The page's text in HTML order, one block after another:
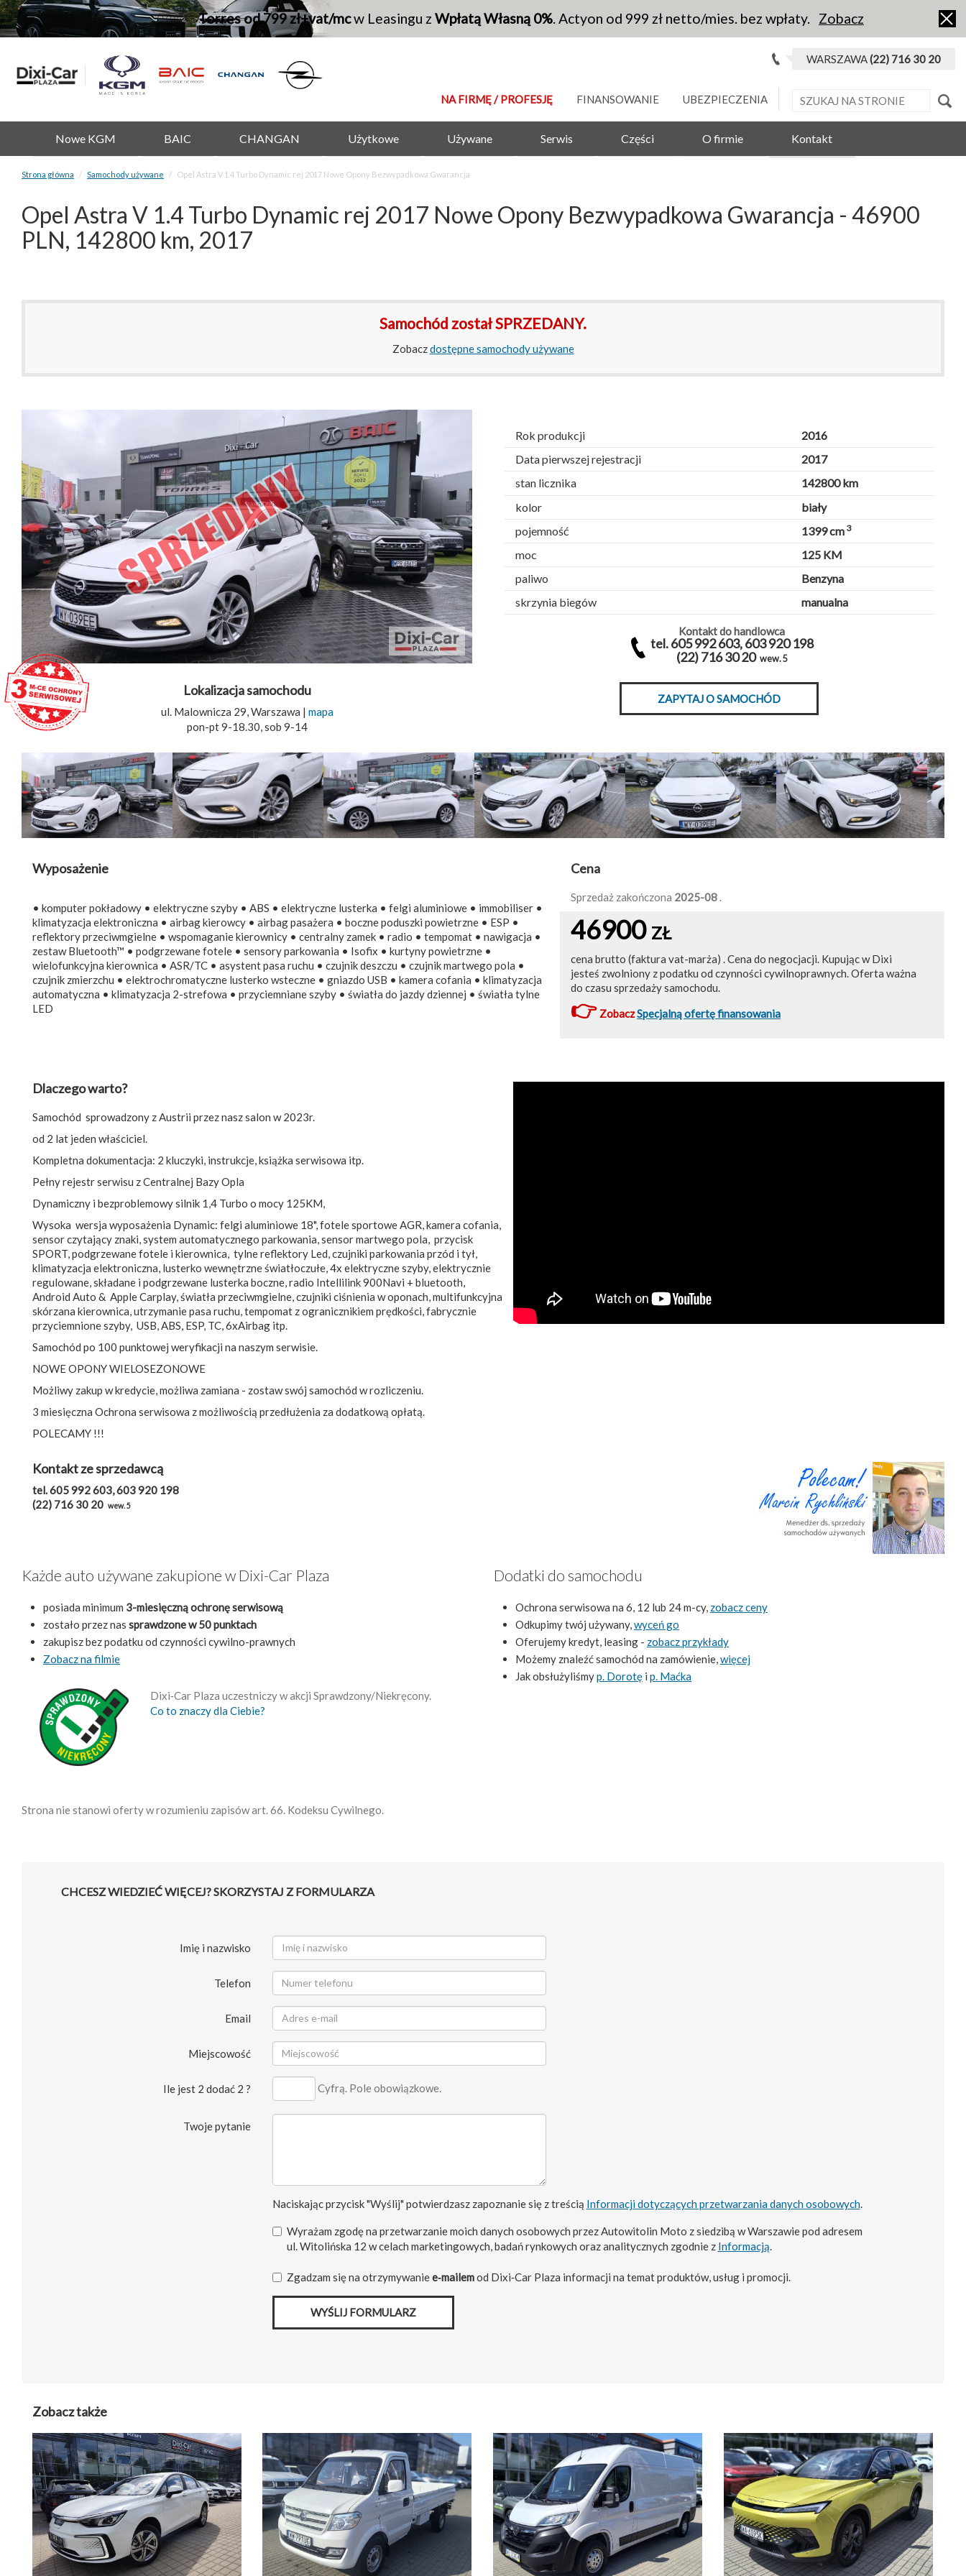
Torres od 799 zł+vat/mcw Leasingu z Wpłatą Własną 0%. Actyon od 999 zł netto/mies. bez wpłaty. Zobacz
WARSZAWA(22) 716 30 20
NA FIRMĘ / PROFESJĘ FINANSOWANIE UBEZPIECZENIA
Nowe KGM BAIC CHANGAN Użytkowe Używane Serwis Części O firmie Kontakt
Strona główna Samochody używane Opel Astra V 1.4 Turbo Dynamic rej 2017 Nowe Opony Bezwypadkowa Gwarancja
Opel Astra V 1.4 Turbo Dynamic rej 2017 Nowe Opony Bezwypadkowa Gwarancja - 46900
PLN, 142800 km, 2017
Samochód został SPRZEDANY.
Zobaczdostępne samochody używane
Lokalizacja samochodu
ul. Malownicza 29, Warszawa | mapa
pon-pt 9-18.30, sob 9-14
Rok produkcji
2016
Data pierwszej rejestracji
2017
stan licznika
142800 km
kolor
biały
pojemność
1399 cm 3
moc
125 KM
paliwo
Benzyna
skrzynia biegów
manualna
Kontakt do handlowca
tel. 605 992 603, 603 920 198
(22) 716 30 20 wew. 5
ZAPYTAJ O SAMOCHÓD
Cena
Sprzedaż zakończona 2025-08 .
46900 ZŁ
cena brutto (faktura vat-marża) . Cena do negocjacji. Kupując w Dixi
jesteś zwolniony z podatku od czynności cywilnoprawnych. Oferta ważna
do czasu sprzedaży samochodu.
👉ZobaczSpecjalną ofertę finansowania
Wyposażenie
• komputer pokładowy • elektryczne szyby • ABS • elektryczne lusterka • felgi aluminiowe • immobiliser •
klimatyzacja elektroniczna • airbag kierowcy • airbag pasażera • boczne poduszki powietrzne • ESP •
reflektory przeciwmgielne • wspomaganie kierownicy • centralny zamek • radio • tempomat • nawigacja •
zestaw Bluetooth™ • podgrzewane fotele • sensory parkowania • Isofix • kurtyny powietrzne •
wielofunkcyjna kierownica • ASR/TC • asystent pasa ruchu • czujnik deszczu • czujnik martwego pola •
czujnik zmierzchu • elektrochromatyczne lusterko wsteczne • gniazdo USB • kamera cofania • klimatyzacja
automatyczna • klimatyzacja 2-strefowa • przyciemniane szyby • światła do jazdy dziennej • światła tylne
LED
Dlaczego warto?
Samochód sprowadzony z Austrii przez nasz salon w 2023r.
od 2 lat jeden właściciel.
Kompletna dokumentacja: 2 kluczyki, instrukcje, książka serwisowa itp.
Pełny rejestr serwisu z Centralnej Bazy Opla
Dynamiczny i bezproblemowy silnik 1,4 Turbo o mocy 125KM,
Wysoka wersja wyposażenia Dynamic: felgi aluminiowe 18", fotele sportowe AGR, kamera cofania,
sensor czytający znaki, system automatycznego parkowania, sensor martwego pola, przycisk
SPORT, podgrzewane fotele i kierownica, tylne reflektory Led, czujniki parkowania przód i tył,
klimatyzacja elektroniczna, lusterko wewnętrzne światłoczułe, 4x elektryczne szyby, elektrycznie
regulowane, składane i podgrzewane lusterka boczne, radio Intellilink 900Navi + bluetooth,
Android Auto & Apple Carplay, światła przeciwmgielne, czujniki ciśnienia w oponach, multifunkcyjna
skórzana kierownica, utrzymanie pasa ruchu, tempomat z ogranicznikiem prędkości, fabrycznie
przyciemnione szyby, USB, ABS, ESP, TC, 6xAirbag itp.
Samochód po 100 punktowej weryfikacji na naszym serwisie.
NOWE OPONY WIELOSEZONOWE
Możliwy zakup w kredycie, możliwa zamiana - zostaw swój samochód w rozliczeniu.
3 miesięczna Ochrona serwisowa z możliwością przedłużenia za dodatkową opłatą.
POLECAMY !!!
Kontakt ze sprzedawcą
tel. 605 992 603, 603 920 198
(22) 716 30 20 wew. 5
Każde auto używane zakupione w Dixi-Car Plaza
posiada minimum 3-miesięczną ochronę serwisową
zostało przez nas sprawdzone w 50 punktach
zakupisz bez podatku od czynności cywilno-prawnych
Zobacz na filmie
Dixi‑Car Plaza uczestniczy w akcji Sprawdzony/Niekręcony.
Co to znaczy dla Ciebie?
Dodatki do samochodu
Ochrona serwisowa na 6, 12 lub 24 m-cy, zobacz ceny
Odkupimy twój używany,wyceń go
Oferujemy kredyt, leasing - zobacz przykłady
Możemy znaleźć samochód na zamówienie,więcej
Jak obsłużyliśmyp. Dorotę i p. Maćka
Strona nie stanowi oferty w rozumieniu zapisów art. 66. Kodeksu Cywilnego.
CHCESZ WIEDZIEĆ WIĘCEJ? SKORZYSTAJ Z FORMULARZA
Imię i nazwisko
Telefon
Email
Miejscowość
Ile jest 2 dodać 2 ? Cyfrą. Pole obowiązkowe.
Twoje pytanie
Naciskając przycisk "Wyślij" potwierdzasz zapoznanie się z treścią Informacji dotyczących przetwarzania danych osobowych.
Wyrażam zgodę na przetwarzanie moich danych osobowych przez Autowitolin Moto z siedzibą w Warszawie pod adresem
ul. Witolińska 12 w celach marketingowych, badań rynkowych oraz analitycznych zgodnie z Informacją.
Zgadzam się na otrzymywaniee‑mailemod Dixi‑Car Plaza informacji na temat produktów, usług i promocji.
WYŚLIJ FORMULARZ
Zobacz także